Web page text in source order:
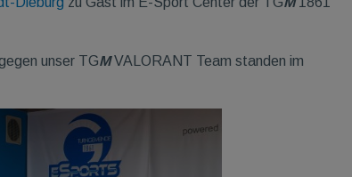
unser TGMVALORANT Team standen im